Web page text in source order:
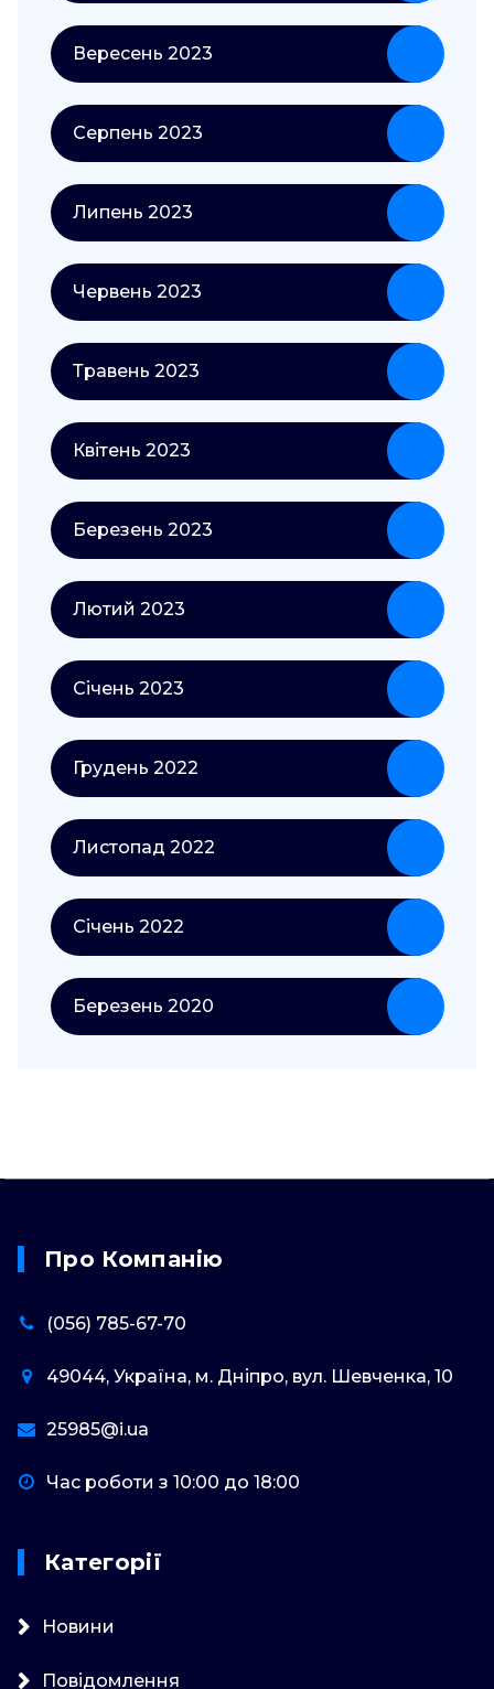
Вересень 2023
Серпень 2023
Липень 2023
Червень 2023
Травень 2023
Квітень 2023
Березень 2023
Лютий 2023
Січень 2023
Грудень 2022
Листопад 2022
Січень 2022
Березень 2020
Про Компанію
(056) 785-67-70
49044, Україна, м. Дніпро, вул. Шевченка, 10
25985@i.ua
Час роботи з 10:00 до 18:00
Категорії
Новини
Повідомлення